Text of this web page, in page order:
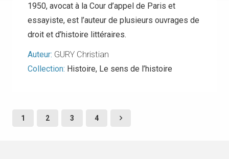
1950, avocat à la Cour d’appel de Paris et
essayiste, est l’auteur de plusieurs ouvrages de
droit et d’histoire littéraires.
Auteur: GURY Christian
Collection: Histoire, Le sens de l’histoire
1 2 3 4